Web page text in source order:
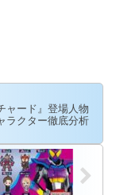
ャード』登場人物
ラクター徹底分析